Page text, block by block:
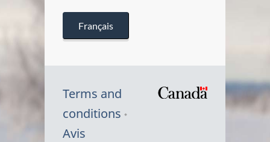
Français
Terms and
conditions
Avis
Symbole